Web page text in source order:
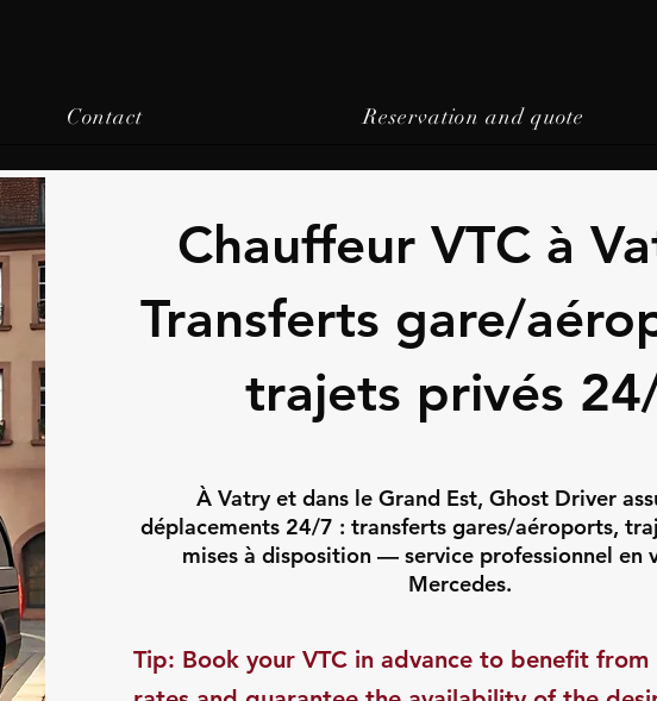
Contact Reservation and quote
Chauffeur VTC à
Transferts gare/
trajets privés
À Vatry et dans le Grand Est, Ghost Driver
déplacements 24/7 : transferts gares/aéroports,
mises à disposition — service professionnel en
Mercedes.
​Tip: Book your VTC in advance to benefit